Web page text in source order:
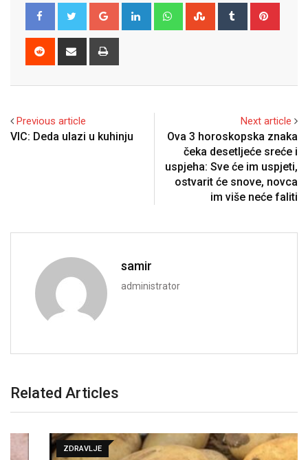
Google+ LinkedIn WhatsappStumbleUpon
Tumblr
Reddit
Share
Previous article
VIC: Deda ulazi u kuhinju
Next article
Ova 3 horoskopska znaka
čeka desetljeće sreće i
uspjeha: Sve će im uspjeti,
ostvarit će snove, novca
im više neće faliti
samir
administrator
Related Articles
ZDRAVLJE